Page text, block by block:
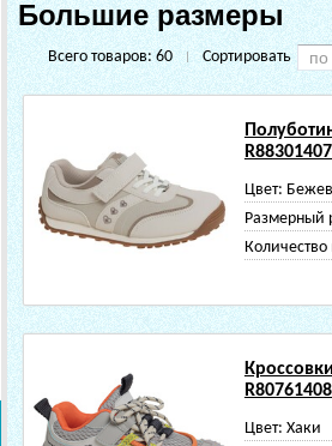
Большие размеры
Всего товаров:60 | Сортировать
Цвет:
Размерный
Количество
Цвет: Хаки